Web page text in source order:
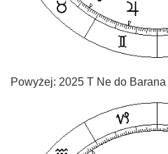
Powyżej: 2025 T Ne do